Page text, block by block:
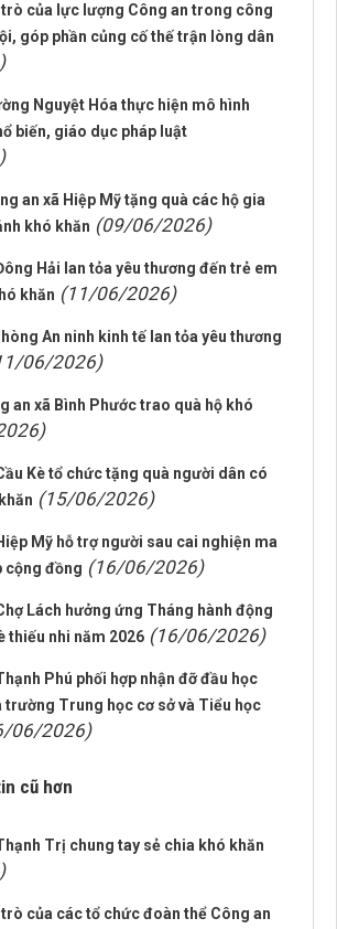
trò của lực lượng Công an trong công
góp phần củng cố thế trận lòng dân
Nguyệt Hóa thực hiện mô hình
biến, giáo dục pháp luật
an xã Hiệp Mỹ tặng quà các hộ gia
khó khăn (09/06/2026)
Hải lan tỏa yêu thương đến trẻ em
khăn (11/06/2026)
An ninh kinh tế lan tỏa yêu thương
06/2026)
an xã Bình Phước trao quà hộ khó
Kè tổ chức tặng quà người dân có
(15/06/2026)
Mỹ hỗ trợ người sau cai nghiện ma
cộng đồng (16/06/2026)
Lách hưởng ứng Tháng hành động
thiếu nhi năm 2026 (16/06/2026)
Phú phối hợp nhận đỡ đầu học
trường Trung học cơ sở và Tiểu học
06/2026)
cũ hơn
Trị chung tay sẻ chia khó khăn
trò của các tổ chức đoàn thể Công an